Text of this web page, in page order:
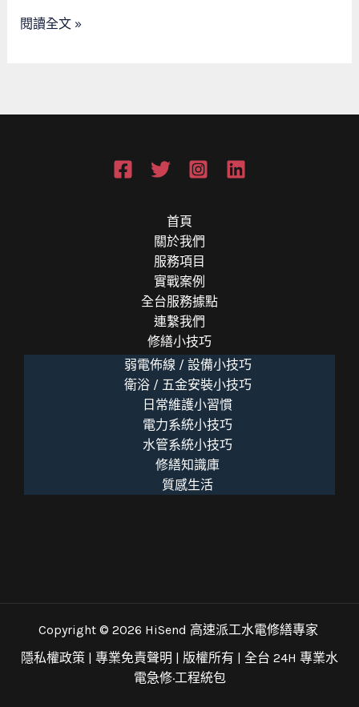
時
何
閱讀全文 »
首頁
關於我們
服務項目
實戰案例
全台服務據點
連繫我們
修繕小技巧
弱電佈線 / 設備小技巧
衛浴 / 五金安裝小技巧
日常維護小習慣
電力系統小技巧
水管系統小技巧
修繕知識庫
質感生活
Copyright © 2026 HiSend 高速派工水電修繕專家
隱私權政策
專業免責聲明 | 版權所有 | 全台 24H 專業水
電急修·工程統包